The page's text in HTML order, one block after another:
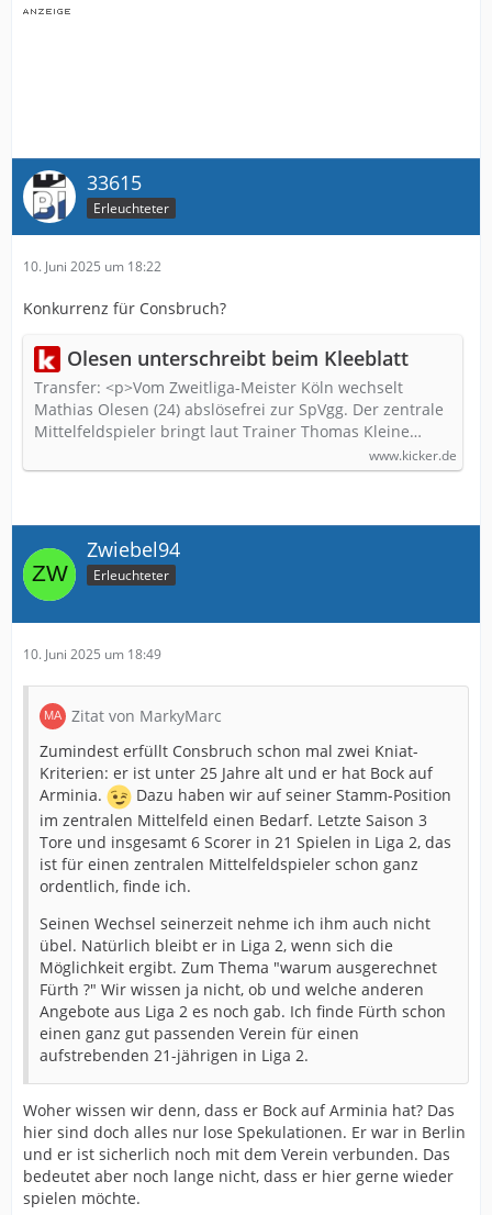
33615
Erleuchteter
10. Juni 2025 um 18:22
Konkurrenz für Consbruch?
Olesen unterschreibt beim Kleeblatt
Transfer: <p>Vom Zweitliga-Meister Köln wechselt
Mathias Olesen (24) abslösefrei zur SpVgg. Der zentrale
Mittelfeldspieler bringt laut Trainer Thomas Kleine…
www.kicker.de
Zwiebel94
Erleuchteter
10. Juni 2025 um 18:49
Zitat von MarkyMarc
Zumindest erfüllt Consbruch schon mal zwei Kniat-
Kriterien: er ist unter 25 Jahre alt und er hat Bock auf
Arminia.
Dazu haben wir auf seiner Stamm-Position
im zentralen Mittelfeld einen Bedarf. Letzte Saison 3
Tore und insgesamt 6 Scorer in 21 Spielen in Liga 2, das
ist für einen zentralen Mittelfeldspieler schon ganz
ordentlich, finde ich.
Seinen Wechsel seinerzeit nehme ich ihm auch nicht
übel. Natürlich bleibt er in Liga 2, wenn sich die
Möglichkeit ergibt. Zum Thema "warum ausgerechnet
Fürth ?" Wir wissen ja nicht, ob und welche anderen
Angebote aus Liga 2 es noch gab. Ich finde Fürth schon
einen ganz gut passenden Verein für einen
aufstrebenden 21-jährigen in Liga 2.
Woher wissen wir denn, dass er Bock auf Arminia hat? Das
hier sind doch alles nur lose Spekulationen. Er war in Berlin
und er ist sicherlich noch mit dem Verein verbunden. Das
bedeutet aber noch lange nicht, dass er hier gerne wieder
spielen möchte.